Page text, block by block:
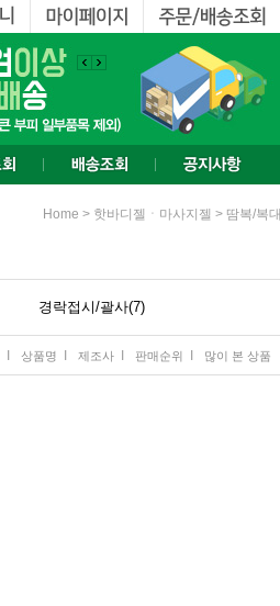
Home > 핫바디젤ㆍ마사지젤 > 땀복/복대
경락접시/괄사(7)
상품명 제조사 판매순위 많이 본 상품